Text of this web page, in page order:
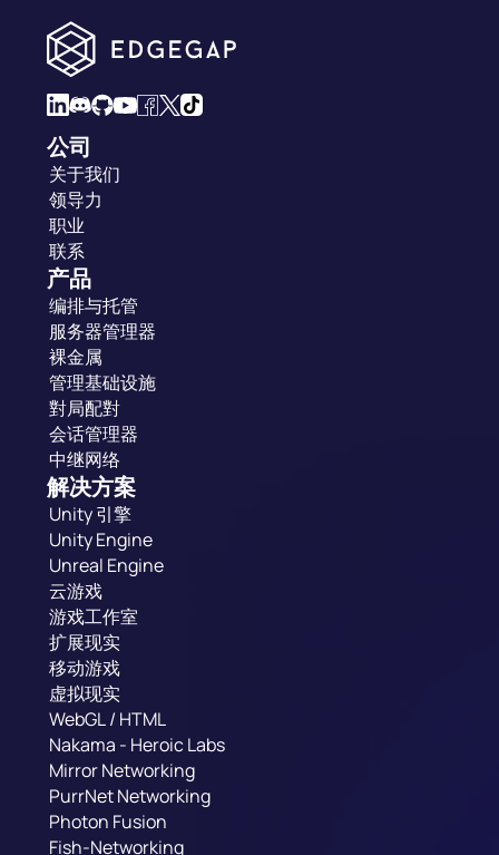
公司
关于我们
领导力
职业
联系
产品
编排与托管
服务器管理器
裸金属
管理基础设施
對局配對
会话管理器
中继网络
解决方案
Unity 引擎
Unity Engine
Unreal Engine
云游戏
游戏工作室
扩展现实
移动游戏
虚拟现实
WebGL / HTML
Nakama - Heroic Labs
Mirror Networking
PurrNet Networking
Photon Fusion
Fish-Networking